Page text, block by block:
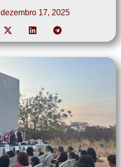
dezembro 17, 2025